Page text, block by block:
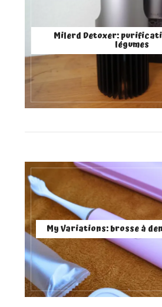
Milerd Detoxer:
légumes
My Variations: brosse à